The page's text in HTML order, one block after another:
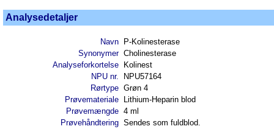
Analysedetaljer
Navn
P-Kolinesterase
Synonymer Cholinesterase
Analyseforkortelse
Kolinest
NPU nr.
NPU57164
Rørtype Grøn 4
Prøvemateriale
Lithium-Heparin blod
Prøvemængde 4 ml
Prøvehåndtering Sendes som fuldblod.